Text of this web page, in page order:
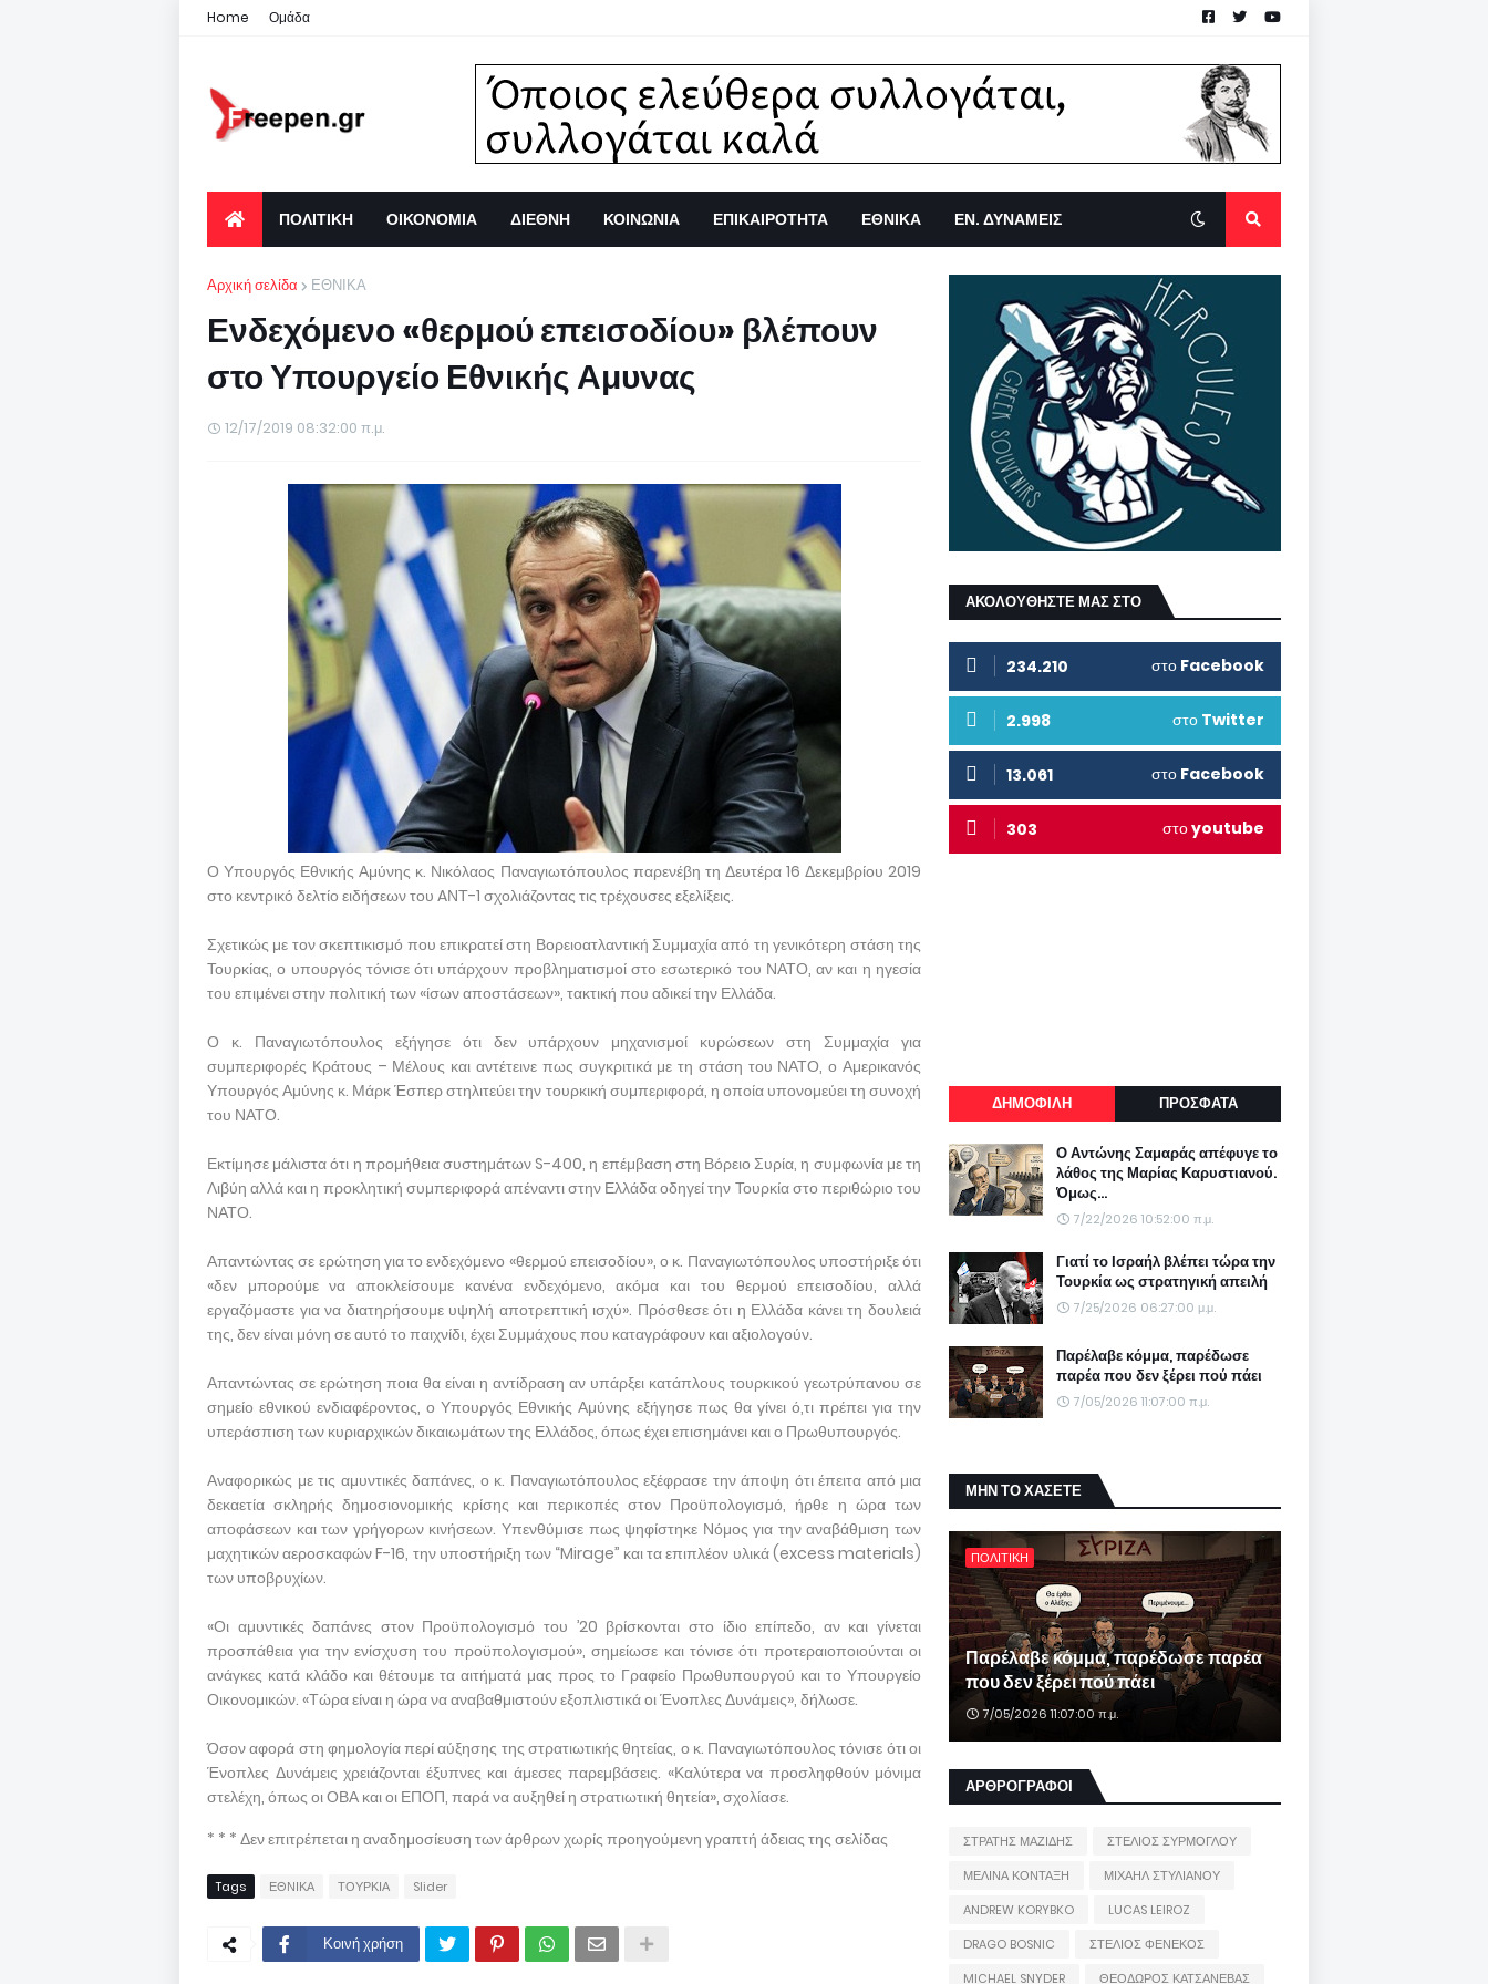
Home Ομάδα
ΠΟΛΙΤΙΚΗ ΟΙΚΟΝΟΜΙΑ ΔΙΕΘΝΗ ΚΟΙΝΩΝΙΑ ΕΠΙΚΑΙΡΟΤΗΤΑ ΕΘΝΙΚΑ ΕΝ. ΔΥΝΑΜΕΙΣ
Αρχική σελίδα ΕΘΝΙΚΑ
Ενδεχόμενο «θερμού επεισοδίου» βλέπουν
στο Υπουργείο Εθνικής Αμυνας
12/17/2019 08:32:00 π.μ.
Ο Υπουργός Εθνικής Αμύνης κ. Νικόλαος Παναγιωτόπουλος παρενέβη τη Δευτέρα 16 Δεκεμβρίου 2019
στο κεντρικό δελτίο ειδήσεων του AΝΤ-1 σχολιάζοντας τις τρέχουσες εξελίξεις.
Σχετικώς με τον σκεπτικισμό που επικρατεί στη Βορειοατλαντική Συμμαχία από τη γενικότερη στάση της
Τουρκίας, ο υπουργός τόνισε ότι υπάρχουν προβληματισμοί στο εσωτερικό του ΝΑΤΟ, αν και η ηγεσία
του επιμένει στην πολιτική των «ίσων αποστάσεων», τακτική που αδικεί την Ελλάδα.
Ο κ. Παναγιωτόπουλος εξήγησε ότι δεν υπάρχουν μηχανισμοί κυρώσεων στη Συμμαχία για
συμπεριφορές Κράτους – Μέλους και αντέτεινε πως συγκριτικά με τη στάση του ΝΑΤΟ, ο Αμερικανός
Υπουργός Αμύνης κ. Μάρκ Έσπερ στηλιτεύει την τουρκική συμπεριφορά, η οποία υπονομεύει τη συνοχή
του ΝΑΤΟ.
Εκτίμησε μάλιστα ότι η προμήθεια συστημάτων S-400, η επέμβαση στη Βόρειο Συρία, η συμφωνία με τη
Λιβύη αλλά και η προκλητική συμπεριφορά απέναντι στην Ελλάδα οδηγεί την Τουρκία στο περιθώριο του
ΝΑΤΟ.
Απαντώντας σε ερώτηση για το ενδεχόμενο «θερμού επεισοδίου», ο κ. Παναγιωτόπουλος υποστήριξε ότι
«δεν μπορούμε να αποκλείσουμε κανένα ενδεχόμενο, ακόμα και του θερμού επεισοδίου, αλλά
εργαζόμαστε για να διατηρήσουμε υψηλή αποτρεπτική ισχύ». Πρόσθεσε ότι η Ελλάδα κάνει τη δουλειά
της, δεν είναι μόνη σε αυτό το παιχνίδι, έχει Συμμάχους που καταγράφουν και αξιολογούν.
Απαντώντας σε ερώτηση ποια θα είναι η αντίδραση αν υπάρξει κατάπλους τουρκικού γεωτρύπανου σε
σημείο εθνικού ενδιαφέροντος, ο Υπουργός Εθνικής Αμύνης εξήγησε πως θα γίνει ό,τι πρέπει για την
υπεράσπιση των κυριαρχικών δικαιωμάτων της Ελλάδος, όπως έχει επισημάνει και ο Πρωθυπουργός.
Αναφορικώς με τις αμυντικές δαπάνες, ο κ. Παναγιωτόπουλος εξέφρασε την άποψη ότι έπειτα από μια
δεκαετία σκληρής δημοσιονομικής κρίσης και περικοπές στον Προϋπολογισμό, ήρθε η ώρα των
αποφάσεων και των γρήγορων κινήσεων. Υπενθύμισε πως ψηφίστηκε Νόμος για την αναβάθμιση των
μαχητικών αεροσκαφών F-16, την υποστήριξη των “Mirage” και τα επιπλέον υλικά (excess materials)
των υποβρυχίων.
«Οι αμυντικές δαπάνες στον Προϋπολογισμό του ’20 βρίσκονται στο ίδιο επίπεδο, αν και γίνεται
προσπάθεια για την ενίσχυση του προϋπολογισμού», σημείωσε και τόνισε ότι προτεραιοποιούνται οι
ανάγκες κατά κλάδο και θέτουμε τα αιτήματά μας προς το Γραφείο Πρωθυπουργού και το Υπουργείο
Οικονομικών. «Τώρα είναι η ώρα να αναβαθμιστούν εξοπλιστικά οι Ένοπλες Δυνάμεις», δήλωσε.
Όσον αφορά στη φημολογία περί αύξησης της στρατιωτικής θητείας, ο κ. Παναγιωτόπουλος τόνισε ότι οι
Ένοπλες Δυνάμεις χρειάζονται έξυπνες και άμεσες παρεμβάσεις. «Καλύτερα να προσληφθούν μόνιμα
στελέχη, όπως οι ΟΒΑ και οι ΕΠΟΠ, παρά να αυξηθεί η στρατιωτική θητεία», σχολίασε.
* * * Δεν επιτρέπεται η αναδημοσίευση των άρθρων χωρίς προηγούμενη γραπτή άδειας της σελίδας
Tags ΕΘΝΙΚΑ ΤΟΥΡΚΙΑ Slider
Κοινή χρήση
ΑΚΟΛΟΥΘΗΣΤΕ ΜΑΣ ΣΤΟ
234.210 στο Facebook
2.998 στο Twitter
13.061 στο Facebook
303 στοyoutube
ΔΗΜΟΦΙΛΗ ΠΡΟΣΦΑΤΑ
Ο Αντώνης Σαμαράς απέφυγε το
λάθος της Μαρίας Καρυστιανού.
Όμως...
7/22/2026 10:52:00 π.μ.
Γιατί το Ισραήλ βλέπει τώρα την
Τουρκία ως στρατηγική απειλή
7/25/2026 06:27:00 μ.μ.
Παρέλαβε κόμμα, παρέδωσε
παρέα που δεν ξέρει πού πάει
7/05/2026 11:07:00 π.μ.
ΜΗΝ ΤΟ ΧΑΣΕΤΕ
ΠΟΛΙΤΙΚΗ
Παρέλαβε κόμμα, παρέδωσε παρέα
που δεν ξέρει πού πάει
7/05/2026 11:07:00 π.μ.
ΑΡΘΡΟΓΡΑΦΟΙ
ΣΤΡΑΤΗΣ ΜΑΖΙΔΗΣ
ΣΤΕΛΙΟΣ ΣΥΡΜΟΓΛΟΥ
ΜΕΛΙΝΑ ΚΟΝΤΑΞΗ
ΜΙΧΑΗΛ ΣΤΥΛΙΑΝΟΥ
ANDREW KORYBKO
LUCAS LEIROZ
DRAGO BOSNIC
ΣΤΕΛΙΟΣ ΦΕΝΕΚΟΣ
MICHAEL SNYDER
ΘΕΟΔΩΡΟΣ ΚΑΤΣΑΝΕΒΑΣ